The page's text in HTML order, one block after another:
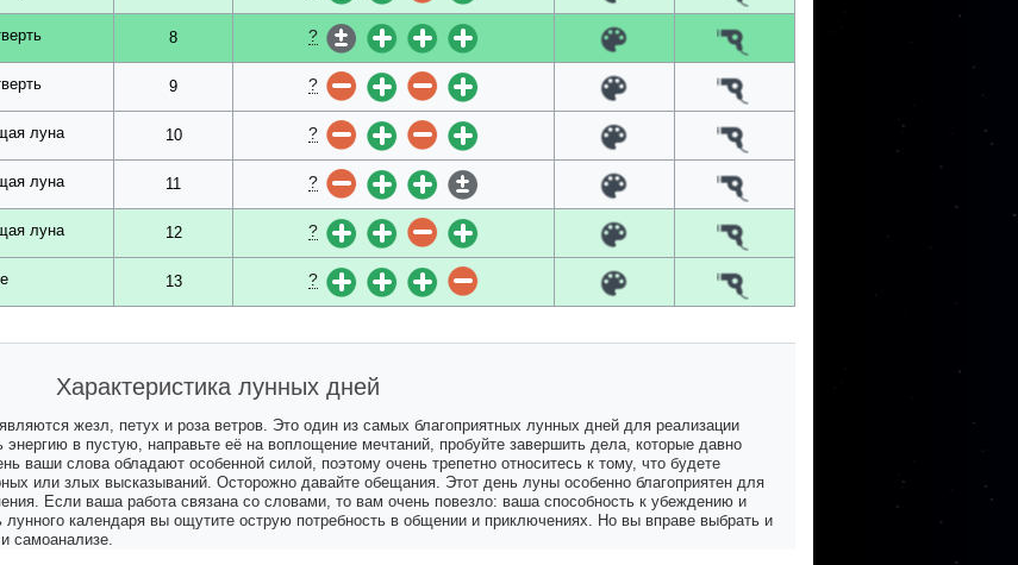
8 ?
9 ?
луна 10 ?
луна 11 ?
луна 12 ?
13 ?
Характеристика лунных дней
жезл, петух и роза ветров. Это один из самых благоприятных лунных дней для реализации
энергию в пустую, направьте её на воплощение мечтаний, пробуйте завершить дела, которые давно
ваши слова обладают особенной силой, поэтому очень трепетно относитесь к тому, что будете
или злых высказываний. Осторожно давайте обещания. Этот день луны особенно благоприятен для
Если ваша работа связана со словами, то вам очень повезло: ваша способность к убеждению и
лунного календаря вы ощутите острую потребность в общении и приключениях. Но вы вправе выбрать и
самоанализе.